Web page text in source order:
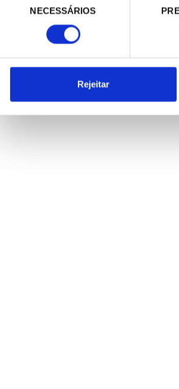
consentimento
NECESSÁRIOS
Rejeitar